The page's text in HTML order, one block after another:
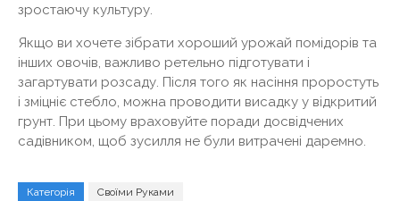
зростаючу культуру.
Якщо ви хочете зібрати хороший урожай помідорів та
інших овочів, важливо ретельно підготувати і
загартувати розсаду. Після того як насіння проростуть
і зміцніє стебло, можна проводити висадку у відкритий
грунт. При цьому враховуйте поради досвідчених
садівником, щоб зусилля не були витрачені даремно.
Категорія Своїми Руками